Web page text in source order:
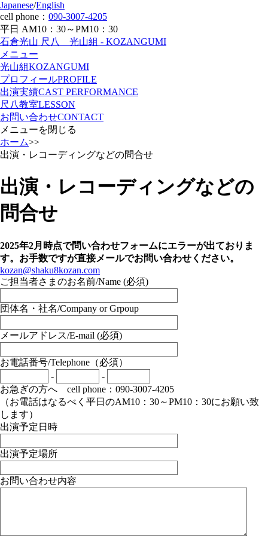
Japanese/English
cell phone： 090-3007-4205
平日 AM10：30～PM10：30
石倉光山 尺八 光山組 - KOZANGUMI
メニュー
光山組KOZANGUMI
プロフィールPROFILE
出演実績CAST PERFORMANCE
尺八教室LESSON
お問い合わせCONTACT
メニューを閉じる
ホーム>>
出演・レコーディングなどの問合せ
出演・レコーディングなどの
問合せ
2025年2月時点で問い合わせフォームにエラーが出ておりま
す。お手数ですが直接メールでお問い合わせください。
kozan@shaku8kozan.com
ご担当者さまのお名前/Name (必須)
団体名・社名/Company or Grpoup
メールアドレス/E-mail (必須)
お電話番号/Telephone（必須）
-
-
お急ぎの方へ cell phone：090-3007-4205
（お電話はなるべく平日のAM10：30～PM10：30にお願い致
します）
出演予定日時
出演予定場所
お問い合わせ内容